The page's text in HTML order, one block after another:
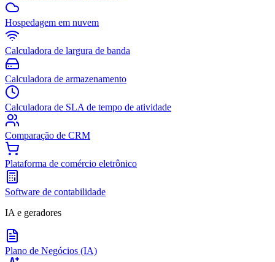
Hospedagem em nuvem
Calculadora de largura de banda
Calculadora de armazenamento
Calculadora de SLA de tempo de atividade
Comparação de CRM
Plataforma de comércio eletrônico
Software de contabilidade
IA e geradores
Plano de Negócios (IA)